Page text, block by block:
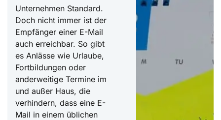
Unternehmen Standard.
Doch nicht immer ist der
Empfänger einer E-Mail
auch erreichbar. So gibt
es Anlässe wie Urlaube,
Fortbildungen oder
anderweitige Termine im
und außer Haus, die
verhindern, dass eine E-
Mail in einem üblichen